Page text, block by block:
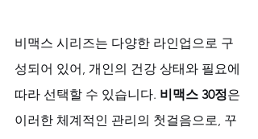
비맥스 시리즈는 다양한 라인업으로 구
성되어 있어, 개인의 건강 상태와 필요에
따라 선택할 수 있습니다. 비맥스 30정은
이러한 체계적인 관리의 첫걸음으로, 꾸